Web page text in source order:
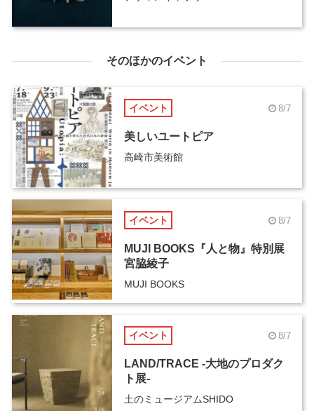
そのほかのイベント
イベント 8/7
美しいユートピア
高崎市美術館
イベント 8/7
MUJI BOOKS『人と物』特別展
宮脇綾子
MUJI BOOKS
イベント 8/7
LAND/TRACE -大地のプロダク
ト展-
土のミュージアムSHIDO